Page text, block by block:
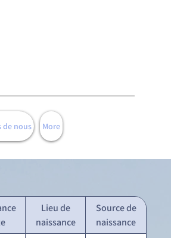
de nous More
Lieu de
naissance
Source de
naissance